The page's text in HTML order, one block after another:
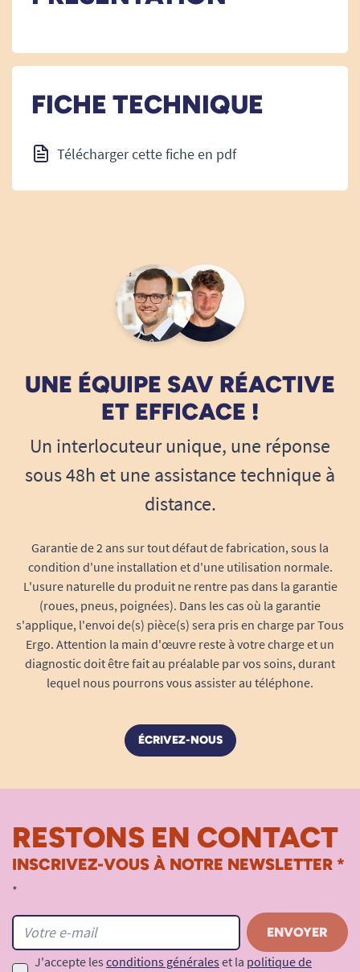
FICHE TECHNIQUE
Télécharger cette fiche en pdf
UNE ÉQUIPE SAV RÉACTIVE
ET EFFICACE !
Un interlocuteur unique, une réponse
sous 48h et une assistance technique à
distance.
Garantie de 2 ans sur tout défaut de fabrication, sous la
condition d'une installation et d'une utilisation normale.
L'usure naturelle du produit ne rentre pas dans la garantie
(roues, pneus, poignées). Dans les cas où la garantie
s'applique, l'envoi de(s) pièce(s) sera pris en charge par Tous
Ergo. Attention la main d'œuvre reste à votre charge et un
diagnostic doit être fait au préalable par vos soins, durant
lequel nous pourrons vous assister au téléphone.
ÉCRIVEZ-NOUS
RESTONS EN CONTACT
INSCRIVEZ-VOUS À NOTRE NEWSLETTER *
*
J'accepte les conditions générales et la politique de